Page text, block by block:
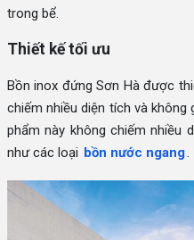
trong bể.
Thiết kế tối ưu
Bồn inox đứng Sơn Hà được
chiếm nhiều diện tích và không
phẩm này không chiếm nhiều
như các loại bồn nước ngang.